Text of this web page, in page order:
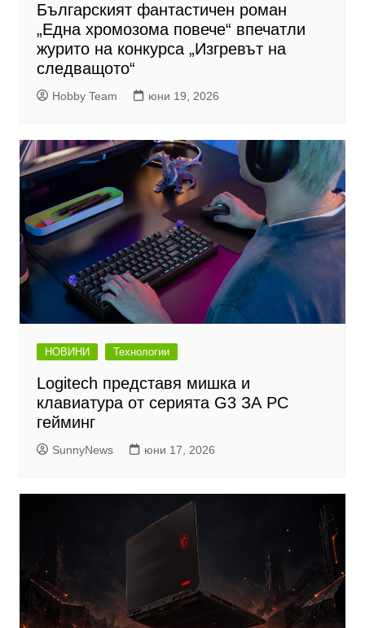
Българският фантастичен роман
„Една хромозома повече“ впечатли
журито на конкурса „Изгревът на
следващото“
Hobby Team юни 19, 2026
НОВИНИ Технологии
Logitech представя мишка и
клавиатура от серията G3 ЗА PC
гейминг
SunnyNews юни 17, 2026